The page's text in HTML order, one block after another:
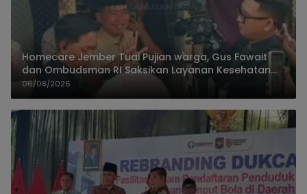
Homecare Jember Tuai Pujian warga, Gus Fawait
dan Ombudsman RI Saksikan Layanan Kesehatan
Rumah Pasien
06/08/2026